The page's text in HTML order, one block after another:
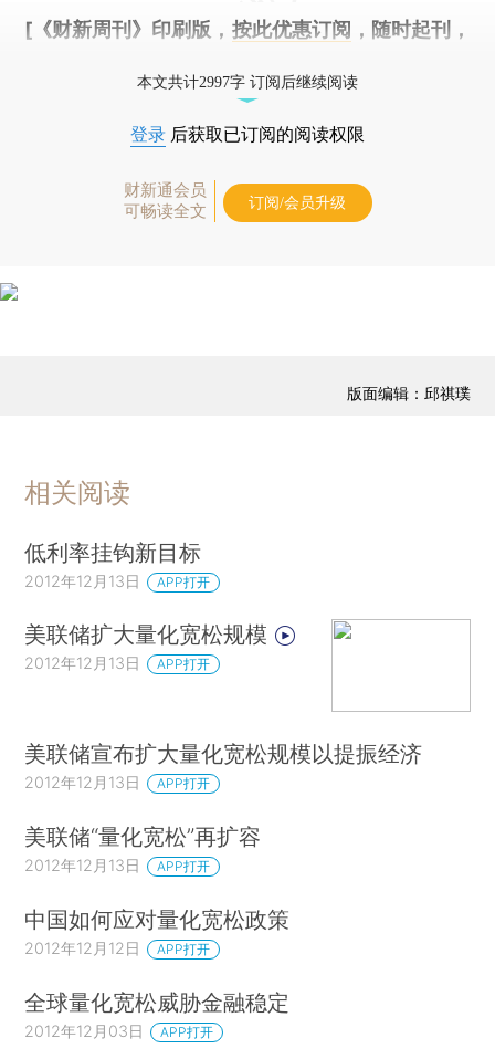
[《财新周刊》印刷版， 按此优惠订阅 ，随时起刊，
本文共计2997字 订阅后继续阅读
登录 后获取已订阅的阅读权限
财新通会员
可畅读全文
订阅/会员升级
版面编辑：邱祺璞
相关阅读
低利率挂钩新目标
2012年12月13日 APP打开
美联储扩大量化宽松规模
2012年12月13日 APP打开
美联储宣布扩大量化宽松规模以提振经济
2012年12月13日 APP打开
美联储“量化宽松”再扩容
2012年12月13日 APP打开
中国如何应对量化宽松政策
2012年12月12日 APP打开
全球量化宽松威胁金融稳定
2012年12月03日 APP打开